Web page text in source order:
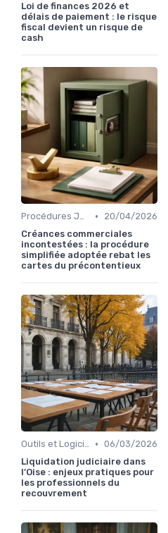
Loi de finances 2026 et
délais de paiement : le risque
fiscal devient un risque de
cash
Procédures Judiciaires et Contentieuses •
20/04/2026
Créances commerciales
incontestées : la procédure
simplifiée adoptée rebat les
cartes du précontentieux
Outils et Logiciels de Gestion de Créances • 06/03/2026
Liquidation judiciaire dans
l’Oise : enjeux pratiques pour
les professionnels du
recouvrement